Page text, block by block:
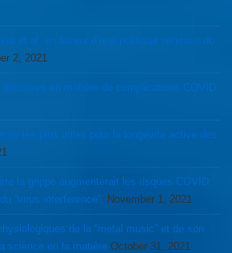
et al, en faveur d’une politique sérieuse du
2, 2021
en matière de complications COVID
les plus utiles pour la longévité active des
la grippe augmenterait les risques COVID
“virus interference”. November 1, 2021
de la “metal music” et de son
science en la matière October 31, 2021